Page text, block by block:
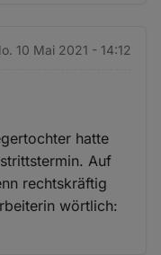
10 Mai 2021 - 14:12
hatte
Auf
rechtskräftig
wörtlich: